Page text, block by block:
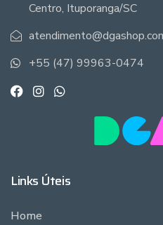
Centro, Ituporanga/SC
+55 (47) 99963-0474
Links Úteis
Home